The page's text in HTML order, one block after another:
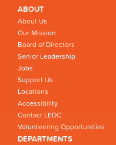
ABOUT
About Us
Our Mission
Board of Directors
Senior Leadership
Jobs
Support Us
Locations
Accessibility
Contact LEDC
Volunteering Opportunities
DEPARTMENTS